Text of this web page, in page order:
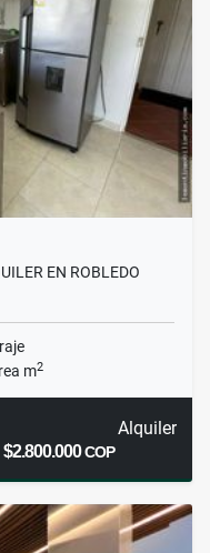
EN ROBLEDO
m2
Alquiler
$2.800.000COP